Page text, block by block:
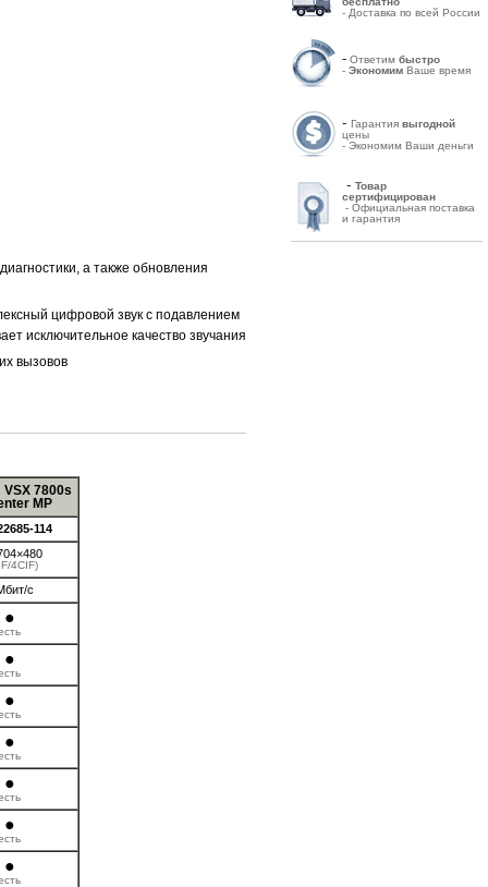
- Доставка по всей России
- Ответим быстро
- Экономим Ваше время
- Гарантия выгодной
цены
- Экономим Ваши деньги
- Товар
сертифицирован
- Официальная поставка
и гарантия
а также обновления
цифровой звук с подавлением
исключительное качество звучания
вызовов
7800s
MP
114
4CIF)
с
●
●
●
●
●
●
●